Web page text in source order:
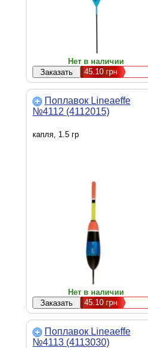
Нет в наличии
45.10 грн
Поплавок Lineaeffe
№4112 (4112015)
капля, 1.5 гр
Нет в наличии
45.10 грн
Поплавок Lineaeffe
№4113 (4113030)